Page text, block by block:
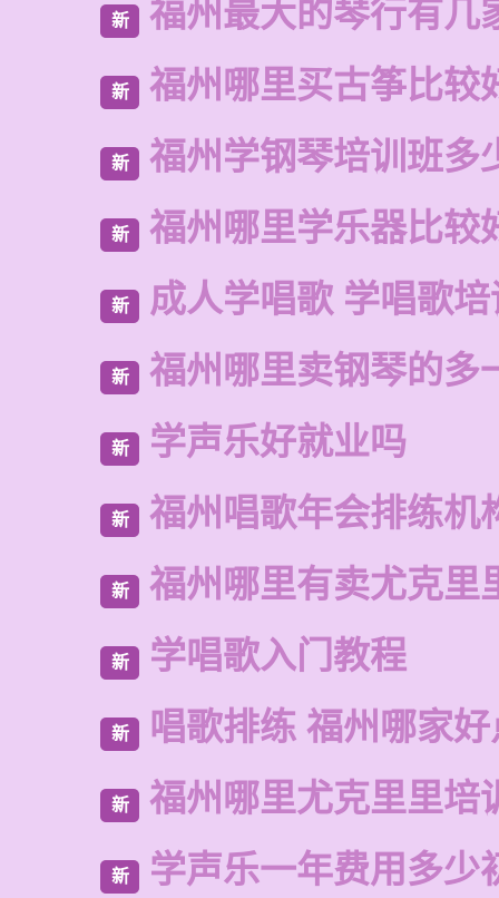
新 福州最大的琴行有几
新 福州哪里买古筝比较
新 福州学钢琴培训班多
新 福州哪里学乐器比较
新 成人学唱歌 学唱歌
新 福州哪里卖钢琴的多
新 学声乐好就业吗
新 福州唱歌年会排练机
新 福州哪里有卖尤克里
新 学唱歌入门教程
新 唱歌排练 福州哪家
新 福州哪里尤克里里培
新 学声乐一年费用多少